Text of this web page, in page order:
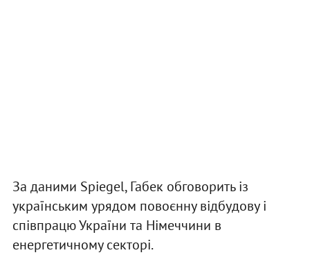
За даними Spiegel, Габек обговорить із
українським урядом повоєнну відбудову і
співпрацю України та Німеччини в
енергетичному секторі.